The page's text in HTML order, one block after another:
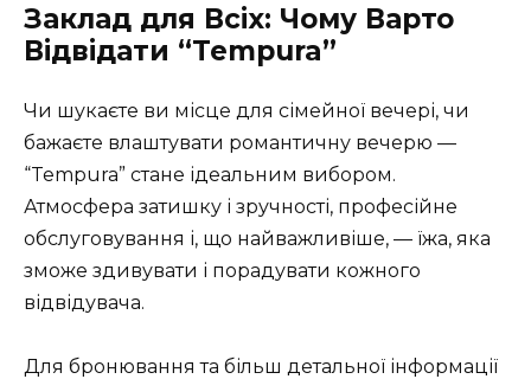
Заклад для Всіх: Чому Варто
Відвідати “Tempura”
Чи шукаєте ви місце для сімейної вечері, чи
бажаєте влаштувати романтичну вечерю —
“Tempura” стане ідеальним вибором.
Атмосфера затишку і зручності, професійне
обслуговування і, що найважливіше, — їжа, яка
зможе здивувати і порадувати кожного
відвідувача.
Для бронювання та більш детальної інформації